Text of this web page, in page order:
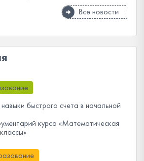
Все новости
быстрого счета в начальной
курса «Математическая